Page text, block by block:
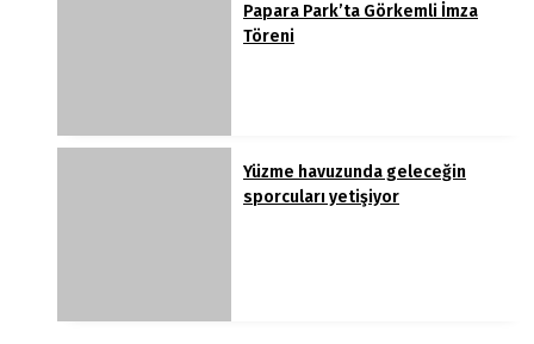
Papara Park’ta Görkemli İmza
Töreni
Yüzme havuzunda geleceğin
sporcuları yetişiyor